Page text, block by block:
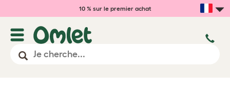
10 % sur le premier achat